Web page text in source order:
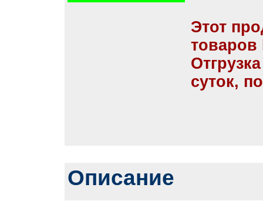
Этот
товаров
суток,
Описание